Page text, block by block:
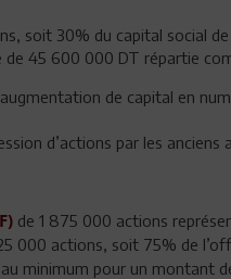
soit 30% du capital social
de 45 600 000 DT répartie
de capital en
d’actions par les anciens
de 1 875 000 actions
000 actions, soit 75% de
minimum pour un montant